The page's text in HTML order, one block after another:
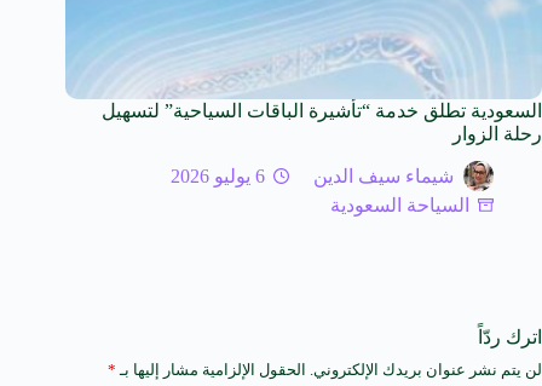
السعودية تطلق خدمة “تأشيرة الباقات السياحية” لتسهيل
رحلة الزوار
شيماء سيف الدين
6 يوليو 2026
السياحة السعودية
اترك ردّاً
لن يتم نشر عنوان بريدك الإلكتروني. الحقول الإلزامية مشار إليها بـ *
A